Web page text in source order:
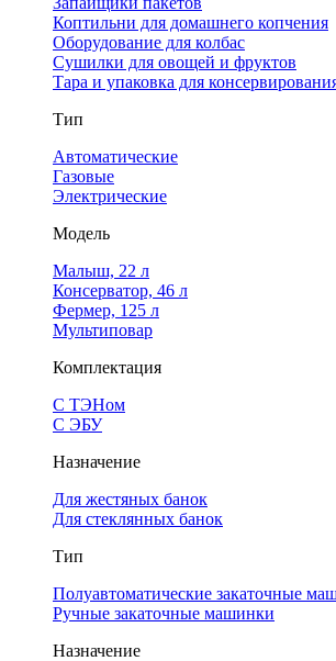
Коптильни для домашнего копчения
Оборудование для колбас
Сушилки для овощей и фруктов
Тара и упаковка для
Тип
Автоматические
Газовые
Электрические
Модель
Малыш, 22 л
Консерватор, 46 л
Фермер, 125 л
Мультиповар
Комплектация
С ТЭНом
С ЭБУ
Назначение
Для жестяных банок
Для стеклянных банок
Тип
Полуавтоматические закаточные
Ручные закаточные машинки
Назначение